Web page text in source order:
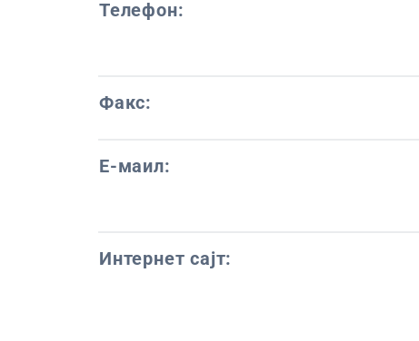
Телефон:
Факс:
Е-маил:
Интернет сајт: